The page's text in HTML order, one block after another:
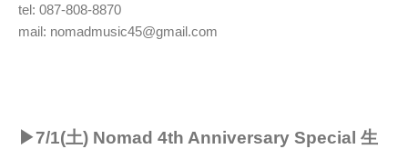
tel: 087-808-8870
mail: nomadmusic45@gmail.com
▶︎7/1(土) Nomad 4th Anniversary Special 生